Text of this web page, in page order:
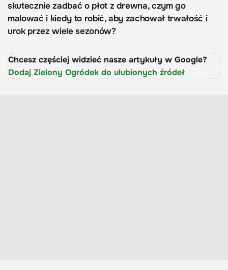
skutecznie zadbać o płot z drewna, czym go
malować i kiedy to robić, aby zachował trwałość i
urok przez wiele sezonów?
Chcesz częściej widzieć nasze artykuły w Google?
Dodaj Zielony Ogródek do ulubionych źródeł